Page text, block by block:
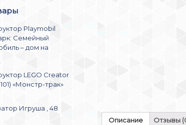
Описание Отзывы
Playmobil
Семейный
– дом на
LEGO Creator
«Монстр-трак»
Игруша , 48